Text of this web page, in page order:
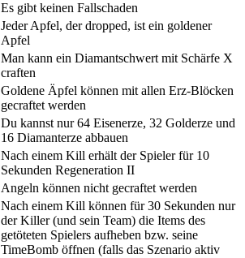
Es gibt keinen Fallschaden
Jeder Apfel, der dropped, ist ein goldener
Apfel
Man kann ein Diamantschwert mit Schärfe X
craften
Goldene Äpfel können mit allen Erz-Blöcken
gecraftet werden
Du kannst nur 64 Eisenerze, 32 Golderze und
16 Diamanterze abbauen
Nach einem Kill erhält der Spieler für 10
Sekunden Regeneration II
Angeln können nicht gecraftet werden
Nach einem Kill können für 30 Sekunden nur
der Killer (und sein Team) die Items des
getöteten Spielers aufheben bzw. seine
TimeBomb öffnen (falls das Szenario aktiv